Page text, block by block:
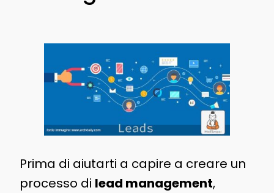
Prima di aiutarti a capire a creare un
processo di lead management,